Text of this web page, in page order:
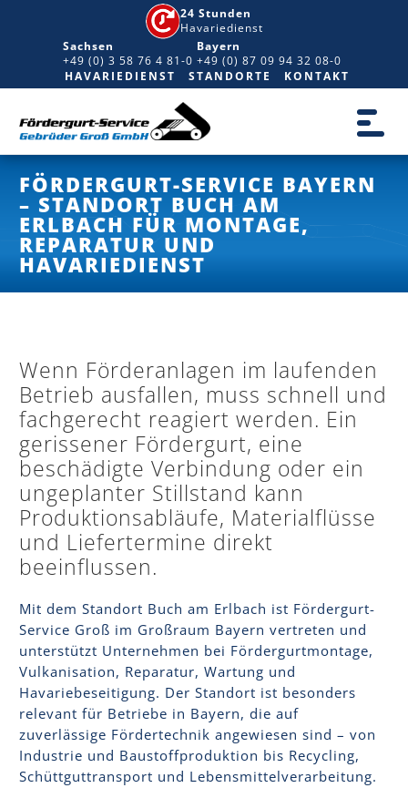
24 Stunden
Havariedienst
Sachsen
+49 (0) 3 58 76 4 81-0
Bayern
+49 (0) 87 09 94 32 08-0
HAVARIEDIENST
STANDORTE KONTAKT
FÖRDERGURT-SERVICE BAYERN
– STANDORT BUCH AM
ERLBACH FÜR MONTAGE,
REPARATUR UND
HAVARIEDIENST
Wenn Förderanlagen im laufenden
Betrieb ausfallen, muss schnell und
fachgerecht reagiert werden. Ein
gerissener Fördergurt, eine
beschädigte Verbindung oder ein
ungeplanter Stillstand kann
Produktionsabläufe, Materialflüsse
und Liefertermine direkt
beeinflussen.
Mit dem Standort Buch am Erlbach ist Fördergurt-
Service Groß im Großraum Bayern vertreten und
unterstützt Unternehmen bei Fördergurtmontage,
Vulkanisation, Reparatur, Wartung und
Havariebeseitigung. Der Standort ist besonders
relevant für Betriebe in Bayern, die auf
zuverlässige Fördertechnik angewiesen sind – von
Industrie und Baustoffproduktion bis Recycling,
Schüttguttransport und Lebensmittelverarbeitung.